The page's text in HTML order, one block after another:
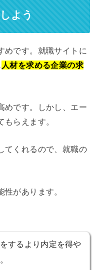
よう
めです。就職サイトに
人材を求める企業の求
めです。しかし、エー
らえます。
てくれるので、就職の
があります。
するより内定を得や